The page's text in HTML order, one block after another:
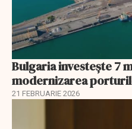
Bulgaria investește 7
modernizarea
21 FEBRUARIE 2026